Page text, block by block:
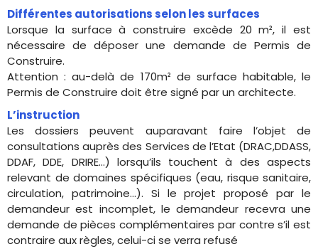
Différentes autorisations selon les surfaces
Lorsque la surface à construire excède 20 m², il est
nécessaire de déposer une demande de Permis de
Construire.
Attention : au-delà de 170m² de surface habitable, le
Permis de Construire doit être signé par un architecte.
L’instruction
Les dossiers peuvent auparavant faire l’objet de
consultations auprès des Services de l’Etat (DRAC,DDASS,
DDAF, DDE, DRIRE…) lorsqu’ils touchent à des aspects
relevant de domaines spécifiques (eau, risque sanitaire,
circulation, patrimoine…). Si le projet proposé par le
demandeur est incomplet, le demandeur recevra une
demande de pièces complémentaires par contre s’il est
contraire aux règles, celui-ci se verra refusé